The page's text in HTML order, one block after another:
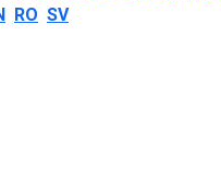
RO SV